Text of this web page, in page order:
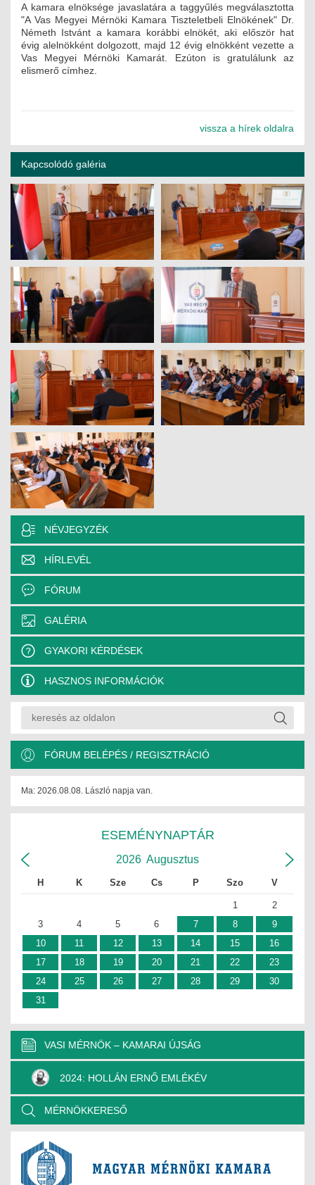
KÖZLEKEDÉSI
TARTÓSZERKEZETI
HÍREK
KÉPZÉSEK
TOVÁBBKÉPZÉSI KÖTELEZETTSÉGEK
JOGI KÖTELEZETTSÉGEK
SZAKMAI KÖTELEZETTSÉGEK
MÉRNÖKI VÁLLALKOZÁSOK
MÉRNÖKI VÁLLALKOZÁSOK
SZEMÉLYES PORTFÓLIÓK
KAPCSOLAT
A kamara elnöksége javaslatára a taggyűlés megválasztotta
"A Vas Megyei Mérnöki Kamara Tiszteletbeli Elnökének" Dr.
Németh Istvánt a kamara korábbi elnökét, aki először hat
évig alelnökként dolgozott, majd 12 évig elnökként vezette a
Vas Megyei Mérnöki Kamarát. Ezúton is gratulálunk az
elismerő címhez.
vissza a hírek oldalra
Kapcsolódó galéria
NÉVJEGYZÉK
HÍRLEVÉL
FÓRUM
GALÉRIA
GYAKORI KÉRDÉSEK
HASZNOS INFORMÁCIÓK
FÓRUM BELÉPÉS / REGISZTRÁCIÓ
Ma: 2026.08.08. László napja van.
ESEMÉNYNAPTÁR
2026 Augusztus
H K Sze Cs P Szo V
1
2
3
4 5 6 7 8
9
10
11 12 13 14 15
16
17
18 19 20 21 22
23
24
25 26 27 28 29
30
31
VASI MÉRNÖK – KAMARAI ÚJSÁG
2024: HOLLÁN ERNŐ EMLÉKÉV
MÉRNÖKKERESŐ